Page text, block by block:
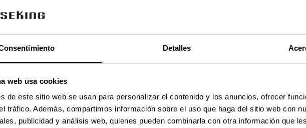
Detalles
web usa cookies
de este sitio web se usan para personalizar el contenido y los anuncios, ofrecer
tráfico. Además, compartimos información sobre el uso que haga del sitio web con
publicidad y análisis web, quienes pueden combinarla con otra información que